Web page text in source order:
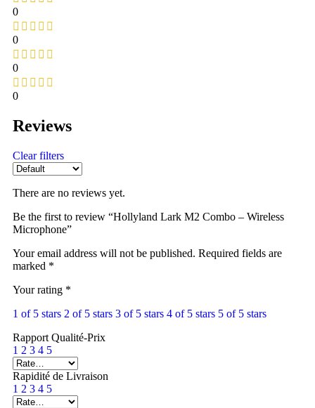
0
0
0
0
Reviews
Clear filters
There are no reviews yet.
Be the first to review “Hollyland Lark M2 Combo – Wireless
Microphone”
Your email address will not be published. Required fields are
marked *
Your rating *
1 of 5 stars 2 of 5 stars 3 of 5 stars 4 of 5 stars 5 of 5 stars
Rapport Qualité-Prix
1 2 3 4 5
Rapidité de Livraison
1 2 3 4 5